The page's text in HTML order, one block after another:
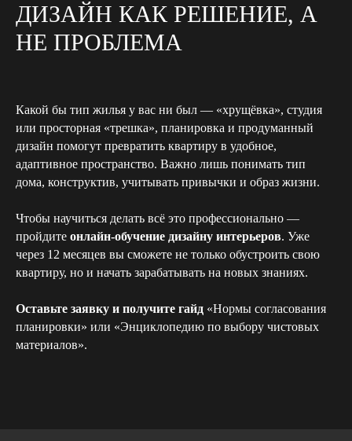
ДИЗАЙН КАК РЕШЕНИЕ, А
НЕ ПРОБЛЕМА
Какой бы тип жилья у вас ни был — «хрущёвка», студия
или просторная «трешка», планировка и продуманный
дизайн помогут превратить квартиру в удобное,
адаптивное пространство. Важно лишь понимать тип
дома, конструктив, учитывать привычки и образ жизни.
Чтобы научиться делать всё это профессионально —
пройдите онлайн-обучение дизайну интерьеров. Уже
через 12 месяцев вы сможете не только обустроить свою
квартиру, но и начать зарабатывать на новых знаниях.
Оставьте заявку и получите гайд «Нормы согласования
планировки» или «Энциклопедию по выбору чистовых
материалов».
г. Санкт-Петербург
г. Москва
Написать нам
telegram
whatsapp
НАВИГАЦИЯ
Главная
О нас
Портфолио
Дизайн квартир
Статьи
Контакты
ИНФОРМАЦИЯ
Реквизиты
Соглашение об
использовании Сайта
обработки персональных
данных